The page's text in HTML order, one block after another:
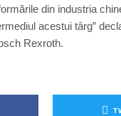
din industria
acestui târg”
Rexroth.